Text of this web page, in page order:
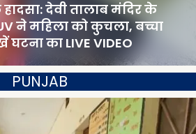
देवी तालाब मंदिर के
ने महिला को कुचला, बच्चा
का LIVE VIDEO
PUNJAB